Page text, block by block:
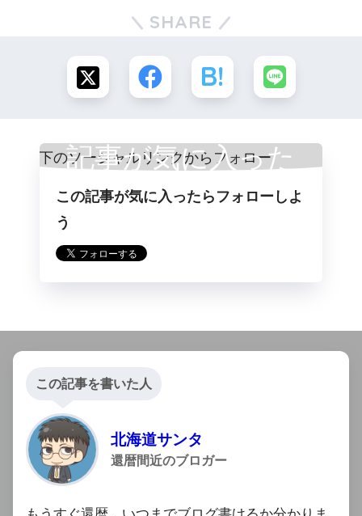
SHARE
記事が気に入った
らフォロー
この記事が気に入ったらフォローしよ
う
この記事を書いた人
北海道サンタ
還暦間近のブロガー